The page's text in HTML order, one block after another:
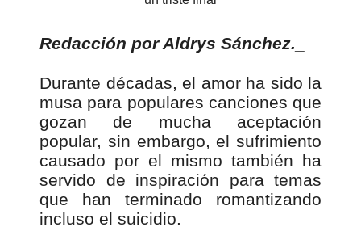
Redacción por Aldrys Sánchez._
Durante décadas, el amor ha sido la
musa para populares canciones que
gozan de mucha aceptación
popular, sin embargo, el sufrimiento
causado por el mismo también ha
servido de inspiración para temas
que han terminado romantizando
incluso el suicidio.